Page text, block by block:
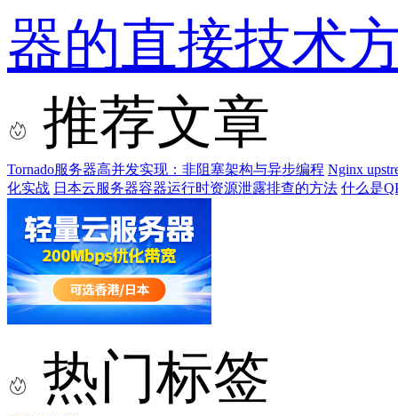
器的直接技术
推荐文章
Tornado服务器高并发实现：非阻塞架构与异步编程 Nginx
化实战 日本云服务器容器运行时资源泄露排查的方法 什么是
热门标签